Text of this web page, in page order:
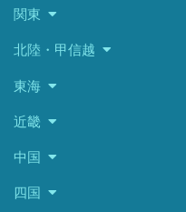
関東
北陸・甲信越
東海
近畿
中国
四国